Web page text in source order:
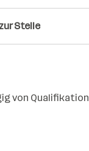
Stelle
von